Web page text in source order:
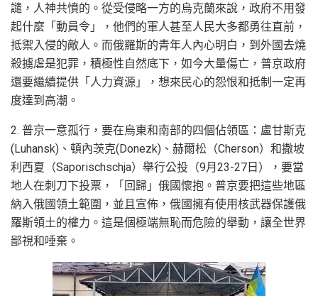
譴，人神共憤的。從受侵略一方的烏克蘭來說，政府不用發
起什麼「動員令」，他們的軍人甚至人民大多都勇往直前，
抵禦入侵的敵人。而俄羅斯的青年人內心明白，到外國去燒
殺擄虐是犯罪，積極性自然底下，如今大量傷亡，普京政府
還要繼續提供「人力資源」，想來民心的怨恨和抵制一定再
度達到高潮。
2. 普京一意孤行，要在烏東和南部的四個佔領區：盧甘斯克
(Luhansk)、頓內茨克(Donezk)、赫爾松（Cherson）和撒坡
利西夏（Saporischschja）舉行公投（9月23-27日），要當
地人在刺刀下投票，「回歸」俄國懷抱。普京要把這些地區
納入俄國領土範圍，並且宣佈，俄國擁有使用核武器保護俄
羅斯領土的權力。這是個極端無恥而危險的舉動，讓全世界
鄙視和唾棄。